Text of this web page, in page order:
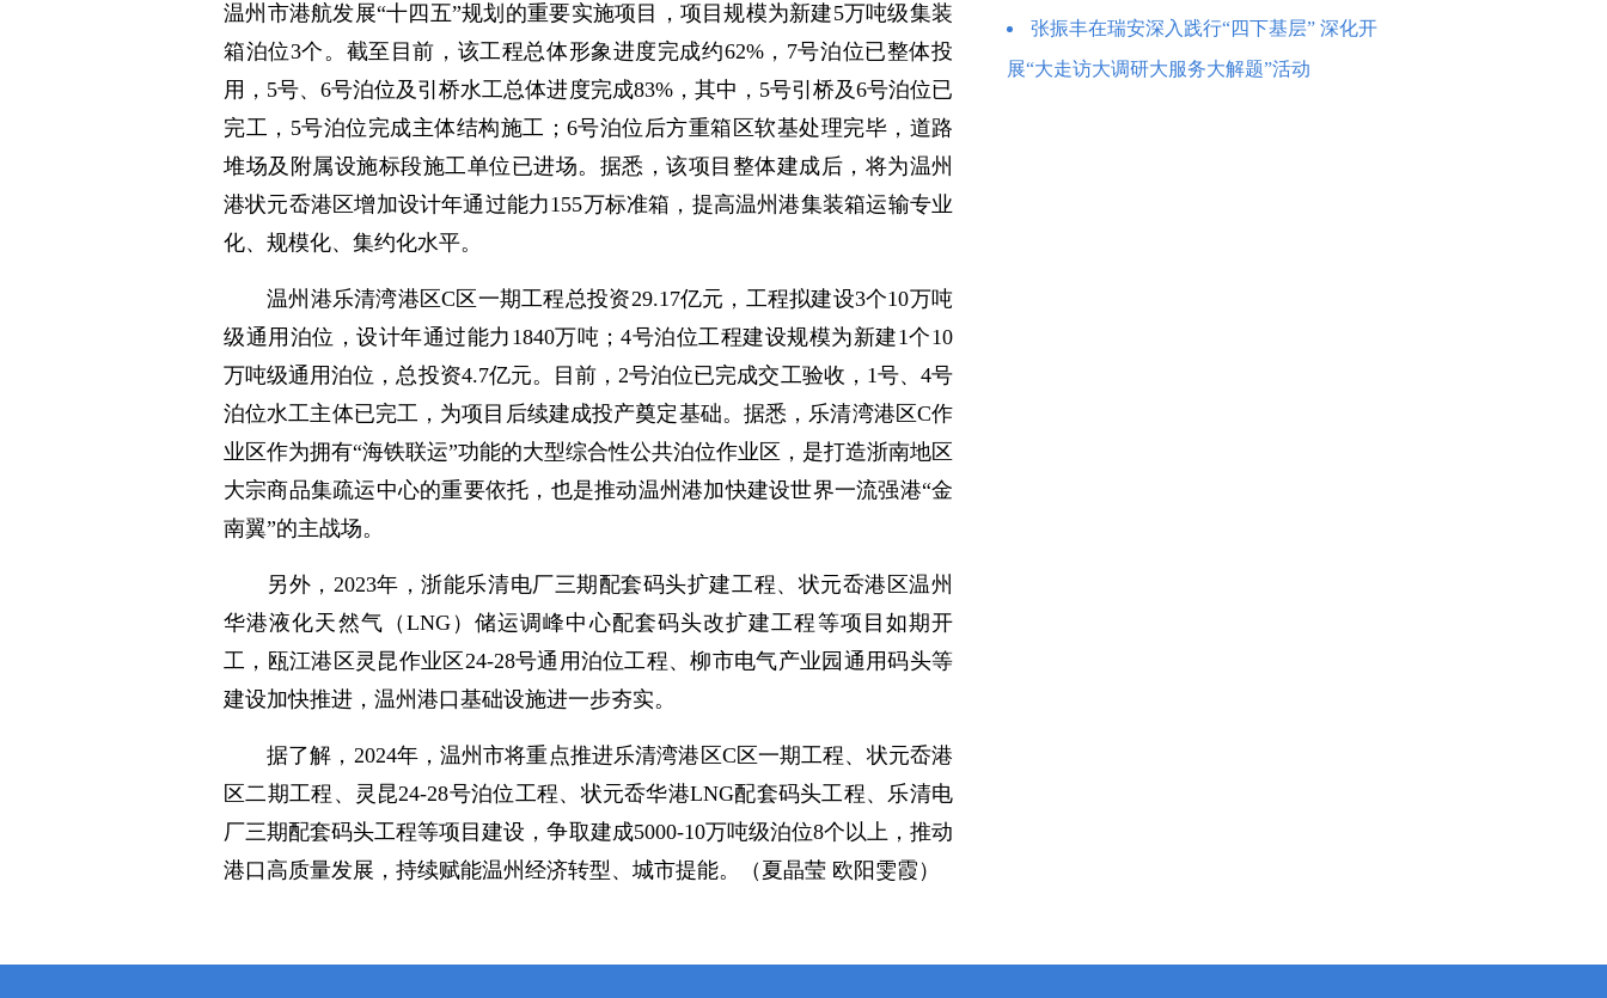
温州市港航发展“十四五”规划的重要实施项目，项目规模为新建5万吨级集装
箱泊位3个。截至目前，该工程总体形象进度完成约62%，7号泊位已整体投
用，5号、6号泊位及引桥水工总体进度完成83%，其中，5号引桥及6号泊位已
完工，5号泊位完成主体结构施工；6号泊位后方重箱区软基处理完毕，道路
堆场及附属设施标段施工单位已进场。据悉，该项目整体建成后，将为温州
港状元岙港区增加设计年通过能力155万标准箱，提高温州港集装箱运输专业
化、规模化、集约化水平。
温州港乐清湾港区C区一期工程总投资29.17亿元，工程拟建设3个10万吨
级通用泊位，设计年通过能力1840万吨；4号泊位工程建设规模为新建1个10
万吨级通用泊位，总投资4.7亿元。目前，2号泊位已完成交工验收，1号、4号
泊位水工主体已完工，为项目后续建成投产奠定基础。据悉，乐清湾港区C作
业区作为拥有“海铁联运”功能的大型综合性公共泊位作业区，是打造浙南地区
大宗商品集疏运中心的重要依托，也是推动温州港加快建设世界一流强港“金
南翼”的主战场。
另外，2023年，浙能乐清电厂三期配套码头扩建工程、状元岙港区温州
华港液化天然气（LNG）储运调峰中心配套码头改扩建工程等项目如期开
工，瓯江港区灵昆作业区24-28号通用泊位工程、柳市电气产业园通用码头等
建设加快推进，温州港口基础设施进一步夯实。
据了解，2024年，温州市将重点推进乐清湾港区C区一期工程、状元岙港
区二期工程、灵昆24-28号泊位工程、状元岙华港LNG配套码头工程、乐清电
厂三期配套码头工程等项目建设，争取建成5000-10万吨级泊位8个以上，推动
港口高质量发展，持续赋能温州经济转型、城市提能。（夏晶莹 欧阳雯霞）
张振丰在瑞安深入践行“四下基层” 深化开
展“大走访大调研大服务大解题”活动